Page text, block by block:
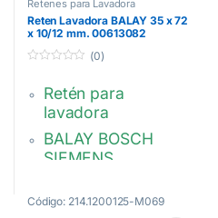
Retenes para Lavadora
Reten Lavadora BALAY 35 x 72
x 10/12 mm. 00613082
e
(0)
Retén para
lavadora
BALAY BOSCH
SIEMENS
mm.
Código: 214.1200125-M069